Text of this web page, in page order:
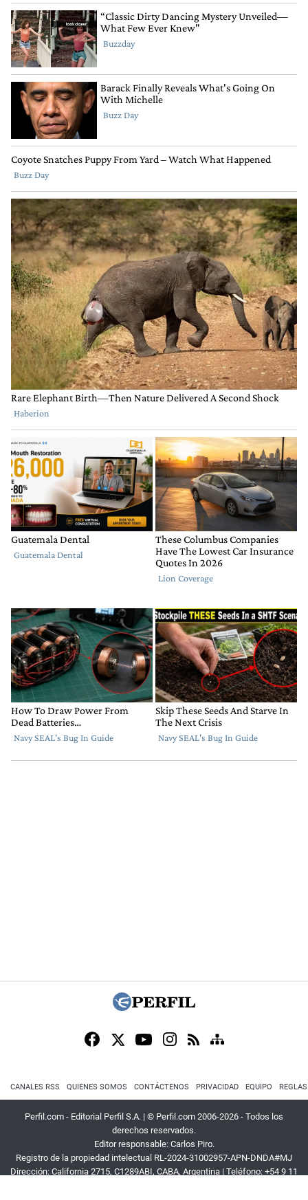
CANALES RSS QUIENES SOMOS CONTÁCTENOS PRIVACIDAD EQUIPO
Perfil.com - Editorial Perfil S.A. | © Perfil.com 2006-2026 - Todos los
derechos reservados.
Editor responsable: Carlos Piro.
Registro de la propiedad intelectual RL-2024-31002957-APN-DNDA#MJ
Dirección: California 2715, C1289ABI, CABA, Argentina | Teléfono: +54 9 11